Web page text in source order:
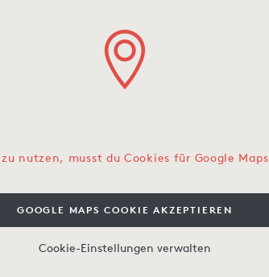
nutzen, musst du Cookies für Google Maps
GOOGLE MAPS COOKIE AKZEPTIEREN
Cookie-Einstellungen verwalten